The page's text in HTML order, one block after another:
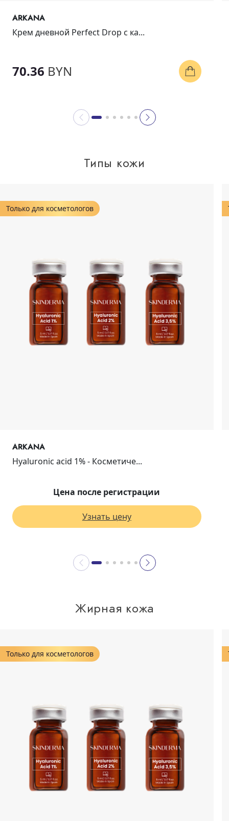
ARKANA
Крем дневной Perfect Drop с ка...
70.36 BYN
Типы кожи
Только для косметологов
ARKANA
Hyaluronic acid 1% - Косметиче...
Цена после регистрации
Узнать цену
Жирная кожа
Только для косметологов